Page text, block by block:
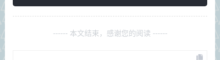
------ 本文结束，感谢您的阅读 ------